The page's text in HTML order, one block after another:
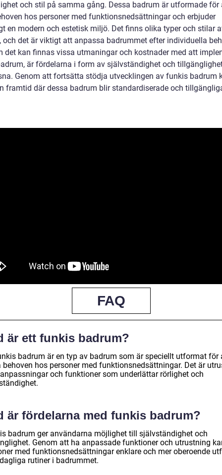
och stil på samma gång. Dessa badrum är utformade för
hos personer med funktionsnedsättningar och erbjuder
en modern och estetisk miljö. Det finns olika typer och stilar
och det är viktigt att anpassa badrummet efter individuella
det kan finnas vissa utmaningar och kostnader med att
är fördelarna i form av självständighet och
Genom att fortsätta stödja utvecklingen av funkis badrum
framtid där dessa badrum blir standardiserade och
FAQ
är ett funkis badrum?
badrum är en typ av badrum som är speciellt utformat för
behoven hos personer med funktionsnedsättningar. Det är
och funktioner som underlättar rörlighet och
är fördelarna med funkis badrum?
badrum ger användarna möjlighet till självständighet och
Genom att ha anpassade funktioner och utrustning
med funktionsnedsättningar enklare och mer oberoende
rutiner i badrummet.